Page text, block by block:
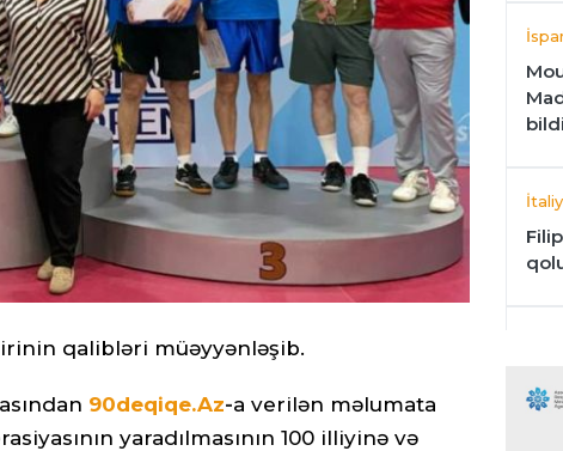
qalibləri müəyyənləşib.
90deqiqe.Az-a verilən məlumata
yaradılmasının 100 illiyinə və